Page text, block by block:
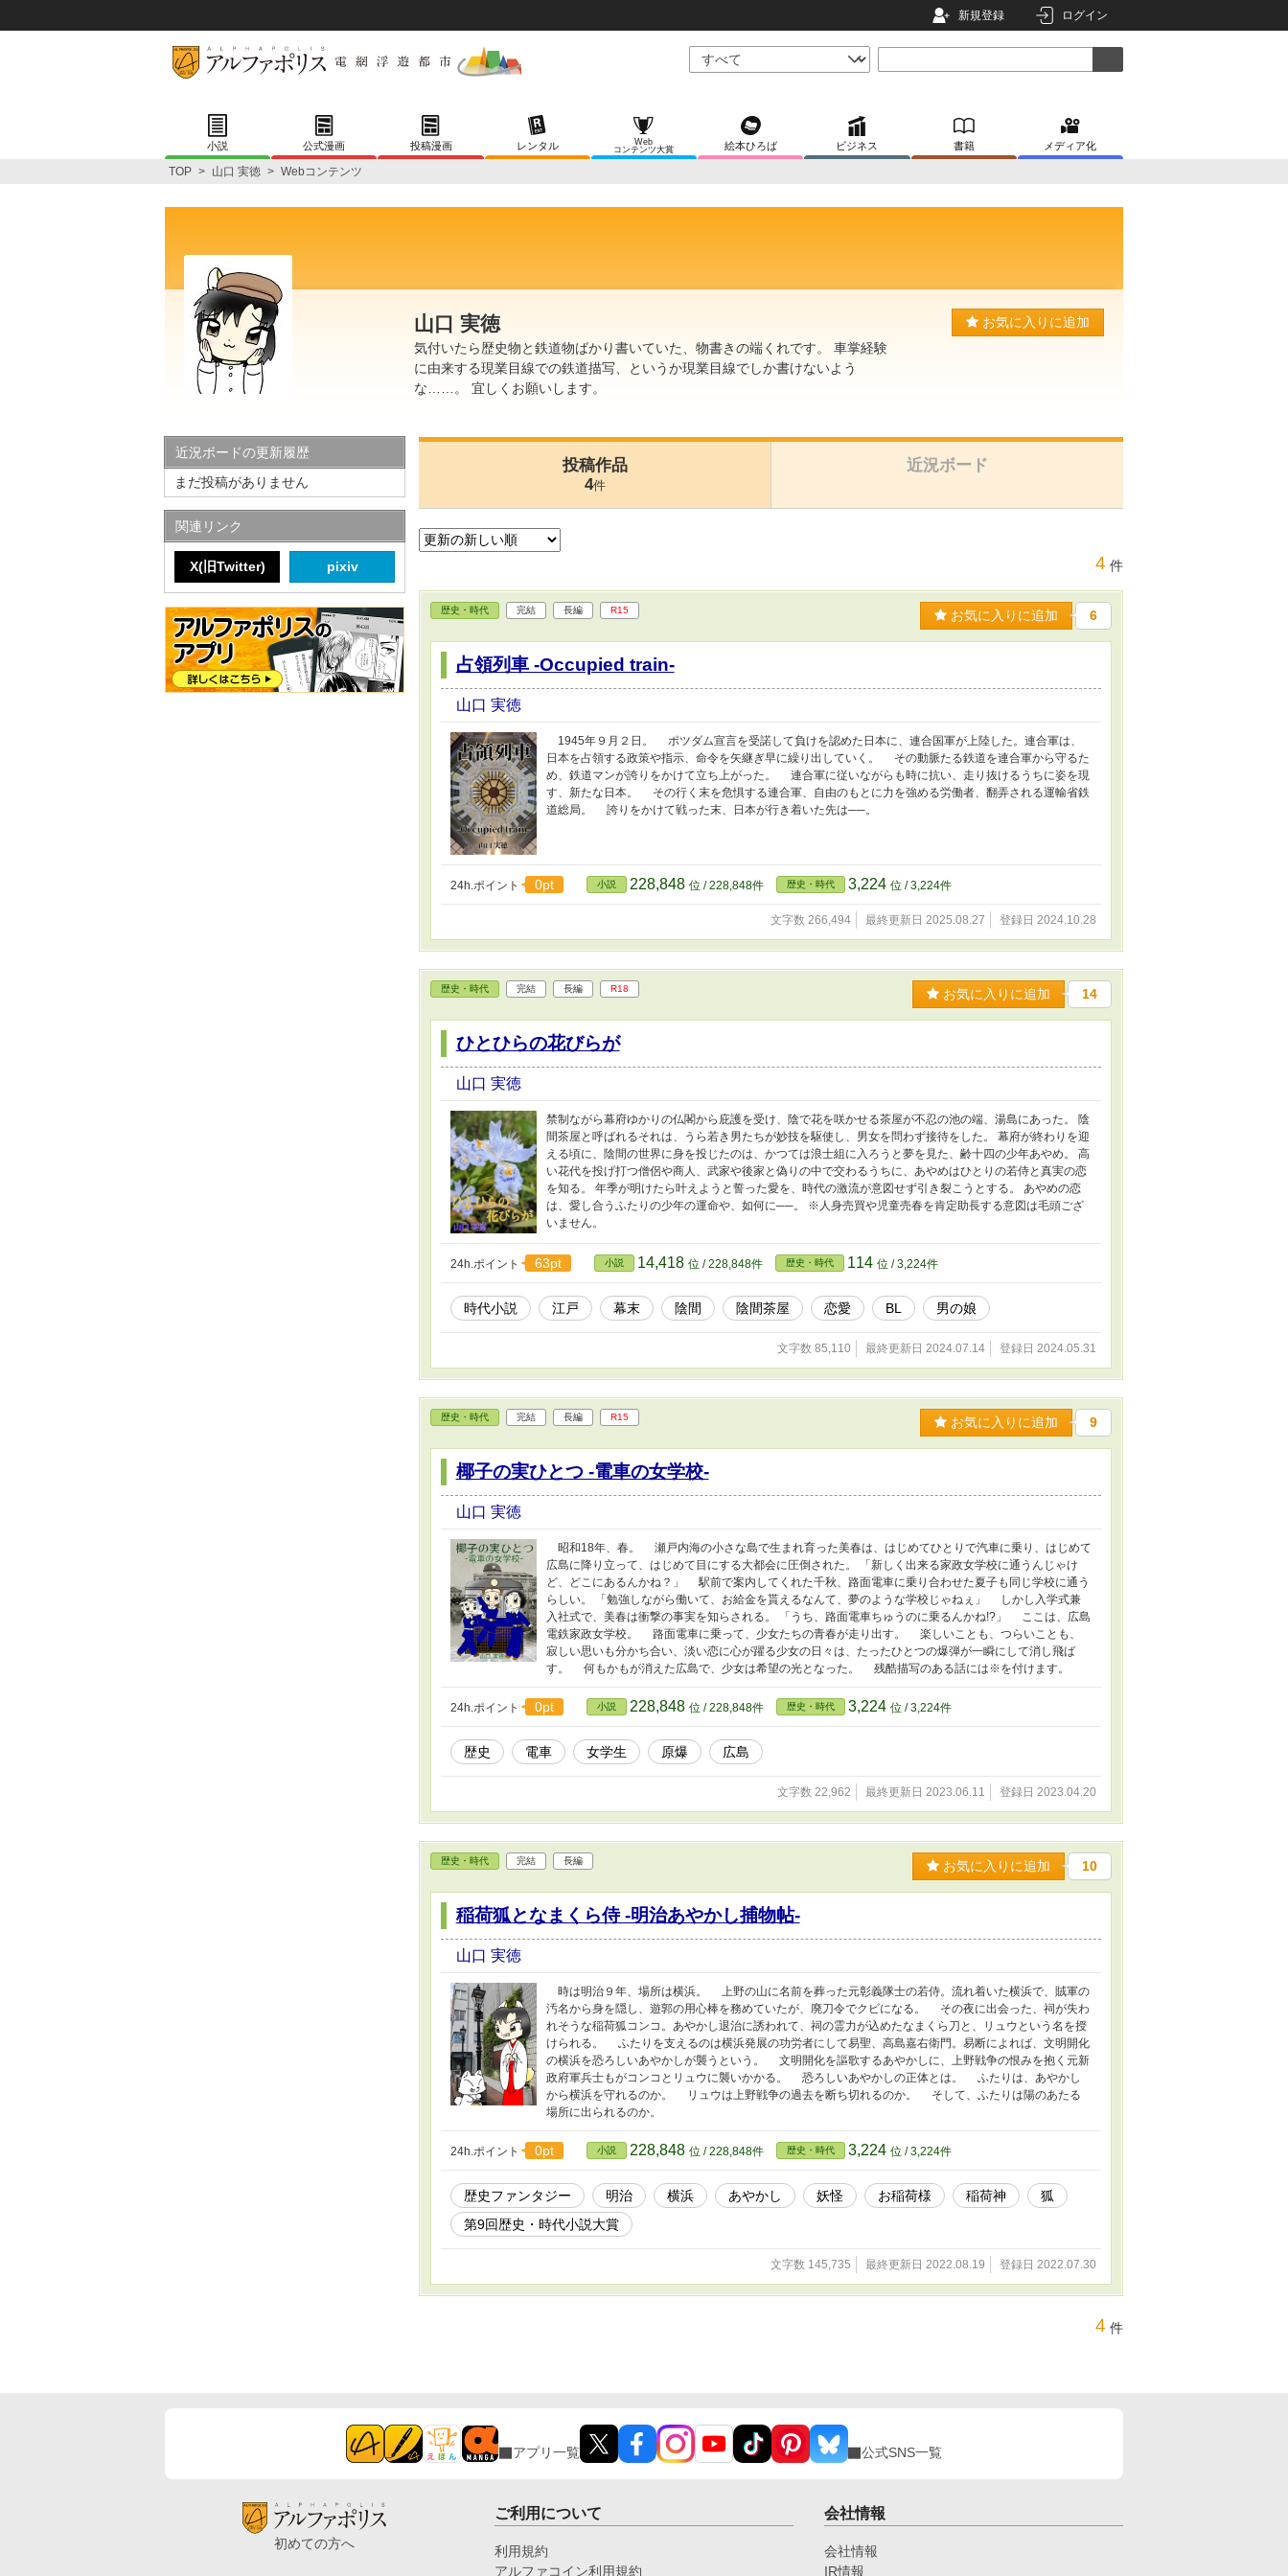
新規登録 ログイン
小説 公式漫画 投稿漫画 レンタル
Web
コンテンツ大賞
絵本ひろば ビジネス 書籍 メディア化
TOP > 山口 実徳 > Webコンテンツ
山口 実徳
気付いたら歴史物と鉄道物ばかり書いていた、物書きの端くれです。 車掌経験
に由来する現業目線での鉄道描写、というか現業目線でしか書けないよう
な……。 宜しくお願いします。
お気に入りに追加
投稿作品
4件
近況ボード
4 件
歴史・時代 完結 長編 R15 お気に入りに追加 6
占領列車 -Occupied train-
山口 実徳
1945年９月２日。 ポツダム宣言を受諾して負けを認めた日本に、連合国軍が上陸した。連合軍は、
日本を占領する政策や指示、命令を矢継ぎ早に繰り出していく。 その動脈たる鉄道を連合軍から守るた
め、鉄道マンが誇りをかけて立ち上がった。 連合軍に従いながらも時に抗い、走り抜けるうちに姿を現
す、新たな日本。 その行く末を危惧する連合軍、自由のもとに力を強める労働者、翻弄される運輸省鉄
道総局。 誇りをかけて戦った末、日本が行き着いた先は──。
24h.ポイント 0pt 小説 228,848 位 / 228,848件 歴史・時代 3,224 位 / 3,224件
文字数 266,494 最終更新日 2025.08.27 登録日 2024.10.28
歴史・時代 完結 長編 R18 お気に入りに追加 14
ひとひらの花びらが
山口 実徳
禁制ながら幕府ゆかりの仏閣から庇護を受け、陰で花を咲かせる茶屋が不忍の池の端、湯島にあった。 陰
間茶屋と呼ばれるそれは、うら若き男たちが妙技を駆使し、男女を問わず接待をした。 幕府が終わりを迎
える頃に、陰間の世界に身を投じたのは、かつては浪士組に入ろうと夢を見た、齢十四の少年あやめ。 高
い花代を投げ打つ僧侶や商人、武家や後家と偽りの中で交わるうちに、あやめはひとりの若侍と真実の恋
を知る。 年季が明けたら叶えようと誓った愛を、時代の激流が意図せず引き裂こうとする。 あやめの恋
は、愛し合うふたりの少年の運命や、如何に──。 ※人身売買や児童売春を肯定助長する意図は毛頭ござ
いません。
24h.ポイント 63pt 小説 14,418 位 / 228,848件 歴史・時代 114 位 / 3,224件
時代小説 江戸 幕末 陰間 陰間茶屋 恋愛 BL 男の娘
文字数 85,110 最終更新日 2024.07.14 登録日 2024.05.31
歴史・時代 完結 長編 R15 お気に入りに追加 9
椰子の実ひとつ -電車の女学校-
山口 実徳
昭和18年、春。 瀬戸内海の小さな島で生まれ育った美春は、はじめてひとりで汽車に乗り、はじめて
広島に降り立って、はじめて目にする大都会に圧倒された。 「新しく出来る家政女学校に通うんじゃけ
ど、どこにあるんかね？」 駅前で案内してくれた千秋、路面電車に乗り合わせた夏子も同じ学校に通う
らしい。 「勉強しながら働いて、お給金を貰えるなんて、夢のような学校じゃねぇ」 しかし入学式兼
入社式で、美春は衝撃の事実を知らされる。 「うち、路面電車ちゅうのに乗るんかね!?」 ここは、広島
電鉄家政女学校。 路面電車に乗って、少女たちの青春が走り出す。 楽しいことも、つらいことも、
寂しい思いも分かち合い、淡い恋に心が躍る少女の日々は、たったひとつの爆弾が一瞬にして消し飛ば
す。 何もかもが消えた広島で、少女は希望の光となった。 残酷描写のある話には※を付けます。
24h.ポイント 0pt 小説 228,848 位 / 228,848件 歴史・時代 3,224 位 / 3,224件
歴史 電車 女学生 原爆 広島
文字数 22,962 最終更新日 2023.06.11 登録日 2023.04.20
歴史・時代 完結 長編 お気に入りに追加 10
稲荷狐となまくら侍 -明治あやかし捕物帖-
山口 実徳
時は明治９年、場所は横浜。 上野の山に名前を葬った元彰義隊士の若侍。流れ着いた横浜で、賊軍の
汚名から身を隠し、遊郭の用心棒を務めていたが、廃刀令でクビになる。 その夜に出会った、祠が失わ
れそうな稲荷狐コンコ。あやかし退治に誘われて、祠の霊力が込めたなまくら刀と、リュウという名を授
けられる。 ふたりを支えるのは横浜発展の功労者にして易聖、高島嘉右衛門。易断によれば、文明開化
の横浜を恐ろしいあやかしが襲うという。 文明開化を謳歌するあやかしに、上野戦争の恨みを抱く元新
政府軍兵士もがコンコとリュウに襲いかかる。 恐ろしいあやかしの正体とは。 ふたりは、あやかし
から横浜を守れるのか。 リュウは上野戦争の過去を断ち切れるのか。 そして、ふたりは陽のあたる
場所に出られるのか。
24h.ポイント 0pt 小説 228,848 位 / 228,848件 歴史・時代 3,224 位 / 3,224件
歴史ファンタジー 明治 横浜 あやかし 妖怪 お稲荷様 稲荷神
狐
第9回歴史・時代小説大賞
文字数 145,735 最終更新日 2022.08.19 登録日 2022.07.30
4 件
近況ボードの更新履歴
まだ投稿がありません
関連リンク
X(旧Twitter) pixiv
アプリ一覧 公式SNS一覧
初めての方へ
ご利用について
利用規約
アルファコイン利用規約
会社情報
会社情報
IR情報